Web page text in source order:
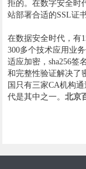
拒的。在数字安全时
站部署合适的SSL证
在数据安全时代，有
300多个技术应用业
适应加密，sha256签
和完整性验证解决了
国只有三家CA机构
代是其中之一。北京